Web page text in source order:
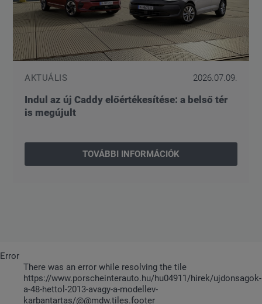
AKTUÁLIS 2026.07.09.
Indul az új Caddy előértékesítése: a belső tér
is megújult
TOVÁBBI INFORMÁCIÓK
Error
There was an error while resolving the tile
https://www.porscheinterauto.hu/hu04911/hirek/ujdonsagok-
a-48-hettol-2013-avagy-a-modellev-
karbantartas/@@mdw.tiles.footer